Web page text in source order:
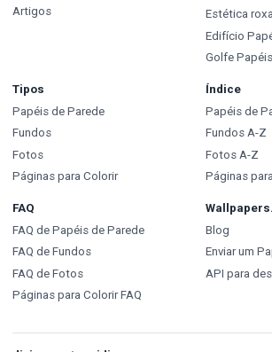
Artigos
Estética
Edifício
Golfe
Tipos
Papéis de Parede
Fundos
Fotos
Páginas para Colorir
Índice
Papéis de
Fundos A-Z
Fotos A-Z
Páginas
FAQ
FAQ de Papéis de Parede
FAQ de Fundos
FAQ de Fotos
Páginas para Colorir FAQ
Blog
Enviar um
API para